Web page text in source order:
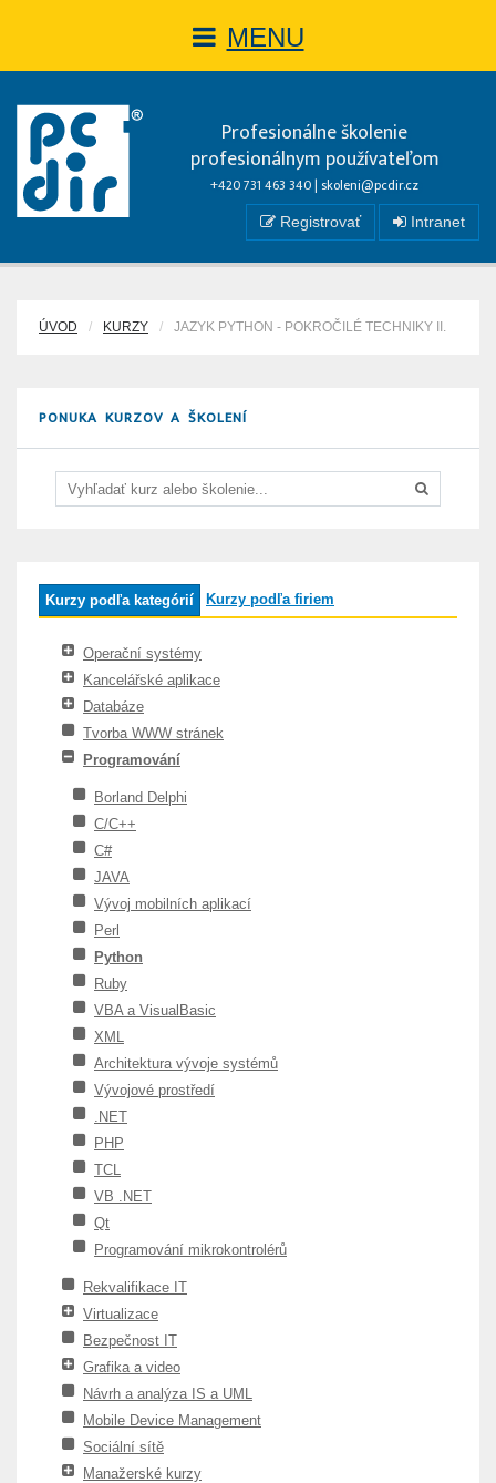
MENU
Profesionálne školenie
profesionálnym používateľom
+420 731 463 340 | skoleni@pcdir.cz
Registrovať Intranet
ÚVOD KURZY JAZYK PYTHON - POKROČILÉ TECHNIKY II.
PONUKA KURZOV A ŠKOLENÍ
Kurzy podľa kategórií Kurzy podľa firiem
Operační systémy
Kancelářské aplikace
Databáze
Tvorba WWW stránek
Programování
Borland Delphi
C/C++
C#
JAVA
Vývoj mobilních aplikací
Perl
Python
Ruby
VBA a VisualBasic
XML
Architektura vývoje systémů
Vývojové prostředí
.NET
PHP
TCL
VB .NET
Qt
Programování mikrokontrolérů
Rekvalifikace IT
Virtualizace
Bezpečnost IT
Grafika a video
Návrh a analýza IS a UML
Mobile Device Management
Sociální sítě
Manažerské kurzy